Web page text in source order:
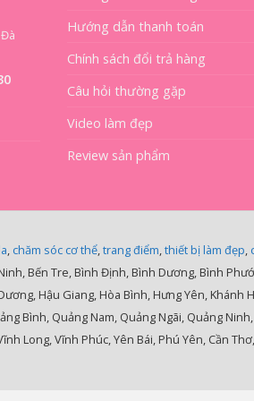
Hướng dẫn thanh toán
Chính sách đổi trả hàng
Câu hỏi thường gặp
Video làm đẹp
Review sản phẩm
, chăm sóc cơ thể,trang điểm,thiết bị làm đẹp,
Bến Tre, Bình Định, Bình Dương, Bình
Hậu Giang, Hòa Bình, Hưng Yên, Khánh
Bình, Quảng Nam, Quảng Ngãi, Quảng
Long, Vĩnh Phúc, Yên Bái, Phú Yên, Cần